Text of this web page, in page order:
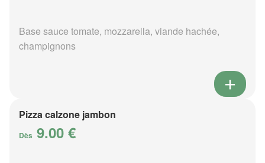
Base sauce tomate, mozzarella, viande hachée,
champignons
Pizza calzone jambon
Dès 9.00 €